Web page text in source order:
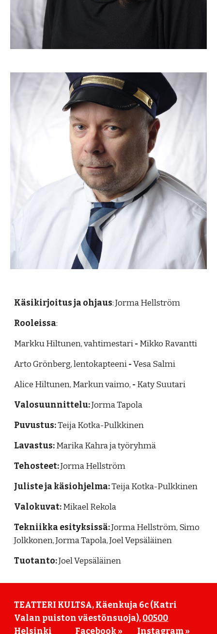
Käsikirjoitus ja ohjaus: Jorma Hellström
Rooleissa:
Markku Hiltunen, vahtimestari- Mikko Ravantti
Arto Grönberg, lentokapteeni-Vesa Salmi
Alice Hiltunen, Markun vaimo, - Katy Suutari
Valosuunnittelu:Jorma Tapola
Puvustus:Teija Kotka-Pulkkinen
Lavastus:Marika Kahra ja työryhmä
Tehosteet:Jorma Hellström
Juliste ja käsiohjelma:Teija Kotka-Pulkkinen
Valokuvat:Mikael Rekola
Tekniikka esityksissä:Jorma Hellström, Simo
Jolkkonen, Jorma Tapola, Joel Vepsäläinen
Tuotanto:Joel Vepsäläinen
TEATTERI KULTSA, Käenkuja 6c (Katri
Valan puiston väestönsuoja),00500
Helsinki
Facebook » Instagram »